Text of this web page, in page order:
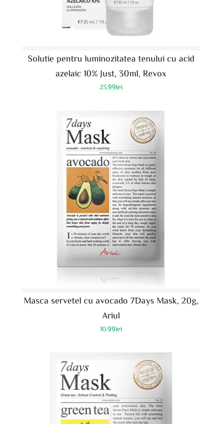
Solutie pentru luminozitatea tenului cu acid
azelaic 10% Just, 30ml, Revox
23.99lei
Masca servetel cu avocado 7Days Mask, 20g,
Ariul
10.99lei